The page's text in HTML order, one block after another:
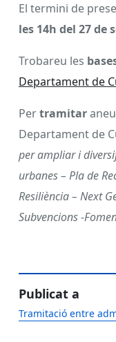
El termini de
les 14h del 27 de
Trobareu les
Departament de
Pertramitar
Departament de
per ampliar i
urbanes – Pla de
Resiliència – Next
Subvencions -
Publicat a
Tramitació entre